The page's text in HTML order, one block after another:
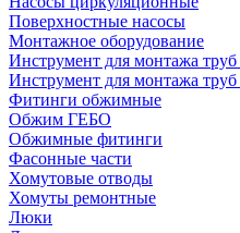
Поверхностные насосы
Монтажное оборудование
Инструмент для монтажа
Инструмент для монтажа
Фитинги обжимные
Обжим ГЕБО
Обжимные фитинги
Фасонные части
Хомутовые отводы
Хомуты ремонтные
Люки